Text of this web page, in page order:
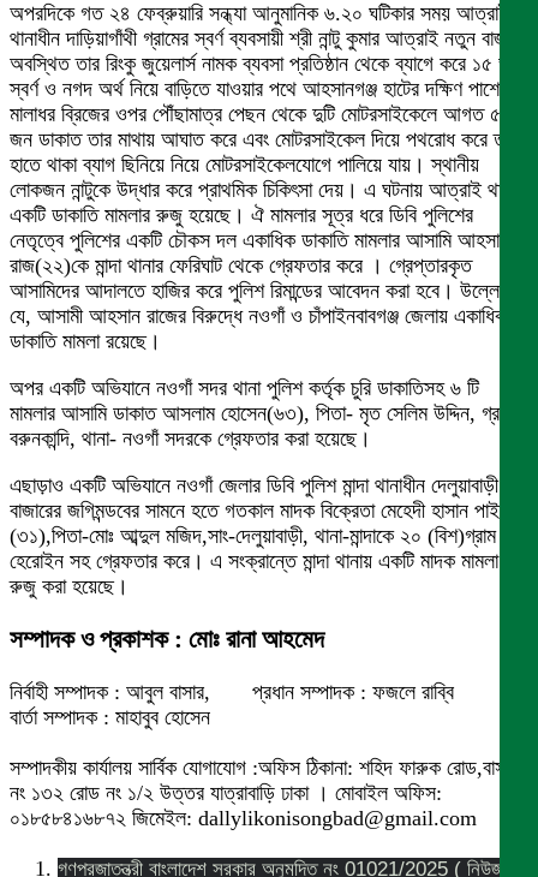
অপরদিকে গত ২৪ ফেব্রুয়ারি সন্ধ্যা আনুমানিক ৬.২০ ঘটিকার সময় আত্রাই
থানাধীন দাড়িয়াগাঁথী গ্রামের স্বর্ণ ব্যবসায়ী শ্রী নান্টু কুমার আত্রাই নতুন বাজারে
অবস্থিত তার রিংকু জুয়েলার্স নামক ব্যবসা প্রতিষ্ঠান থেকে ব্যাগে করে ১৫ ভরি
স্বর্ণ ও নগদ অর্থ নিয়ে বাড়িতে যাওয়ার পথে আহসানগঞ্জ হাটের দক্ষিণ পাশে
মালাধর ব্রিজের ওপর পৌঁছামাত্র পেছন থেকে দুটি মোটরসাইকেলে আগত ৫
জন ডাকাত তার মাথায় আঘাত করে এবং মোটরসাইকেল দিয়ে পথরোধ করে তার
হাতে থাকা ব্যাগ ছিনিয়ে নিয়ে মোটরসাইকেলযোগে পালিয়ে যায়। স্থানীয়
লোকজন নান্টুকে উদ্ধার করে প্রাথমিক চিকিৎসা দেয়। এ ঘটনায় আত্রাই থানায়
একটি ডাকাতি মামলার রুজু হয়েছে। ঐ মামলার সূত্র ধরে ডিবি পুলিশের
নেতৃত্বে পুলিশের একটি চৌকস দল একাধিক ডাকাতি মামলার আসামি আহসান
রাজ(২২)কে মান্দা থানার ফেরিঘাট থেকে গ্রেফতার করে । গ্রেপ্তারকৃত
আসামিদের আদালতে হাজির করে পুলিশ রিমান্ডের আবেদন করা হবে। উল্লেখ্য
যে, আসামী আহসান রাজের বিরুদ্ধে নওগাঁ ও চাঁপাইনবাবগঞ্জ জেলায় একাধিক
ডাকাতি মামলা রয়েছে।
অপর একটি অভিযানে নওগাঁ সদর থানা পুলিশ কর্তৃক চুরি ডাকাতিসহ ৬ টি
মামলার আসামি ডাকাত আসলাম হোসেন(৬৩), পিতা- মৃত সেলিম উদ্দিন, গ্রাম-
বরুনকান্দি, থানা- নওগাঁ সদরকে গ্রেফতার করা হয়েছে।
এছাড়াও একটি অভিযানে নওগাঁ জেলার ডিবি পুলিশ মান্দা থানাধীন দেলুয়াবাড়ী
বাজারের জগিমন্ডবের সামনে হতে গতকাল মাদক বিক্রেতা মেহেদী হাসান পাইলট
(৩১),পিতা-মোঃ আব্দুল মজিদ,সাং-দেলুয়াবাড়ী, থানা-মান্দাকে ২০ (বিশ)গ্রাম
হেরোইন সহ গ্রেফতার করে। এ সংক্রান্তে মান্দা থানায় একটি মাদক মামলা
রুজু করা হয়েছে।
সম্পাদক ও প্রকাশক : মোঃ রানা আহমেদ
নির্বাহী সম্পাদক : আবুল বাসার, প্রধান সম্পাদক : ফজলে রাব্বি
বার্তা সম্পাদক : মাহাবুব হোসেন
সম্পাদকীয় কার্যালয় সার্বিক যোগাযোগ :অফিস ঠিকানা: শহিদ ফারুক রোড,বাসা
নং ১৩২ রোড নং ১/২ উত্তর যাত্রাবাড়ি ঢাকা । মোবাইল অফিস:
০১৮৫৮৪১৬৮৭২ জিমেইল: dallylikonisongbad@gmail.com
গণপ্রজাতন্ত্রী বাংলাদেশ সরকার অনুমদিত নং 01021/2025 ( নিউজ